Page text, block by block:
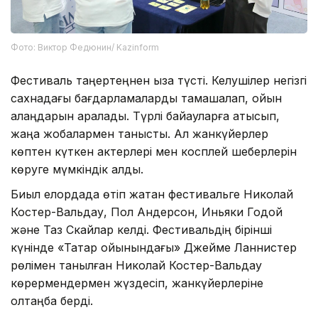
Фото: Виктор Федюнин/ Kazinform
Фестиваль таңертеңнен қыза түсті. Келушілер негізгі
сахнадағы бағдарламаларды тамашалап, ойын
алаңдарын аралады. Түрлі байқауларға қатысып,
жаңа жобалармен танысты. Ал жанкүйерлер
көптен күткен актерлері мен косплей шеберлерін
көруге мүмкіндік алды.
Биыл елордада өтіп жатқан фестивальге Николай
Костер-Вальдау, Пол Андерсон, Иньяки Годой
және Таз Скайлар келді. Фестивальдің бірінші
күнінде «Тақтар ойынындағы» Джейме Ланнистер
рөлімен танылған Николай Костер-Вальдау
көрермендермен жүздесіп, жанкүйерлеріне
қолтаңба берді.